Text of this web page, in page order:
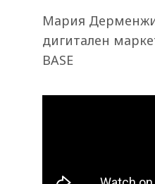
Мария
дигитален
BASE